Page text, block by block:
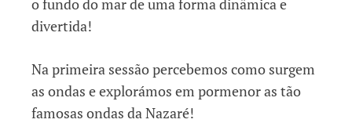
o fundo do mar de uma forma dinâmica e
divertida!
Na primeira sessão percebemos como surgem
as ondas e explorámos em pormenor as tão
famosas ondas da Nazaré!